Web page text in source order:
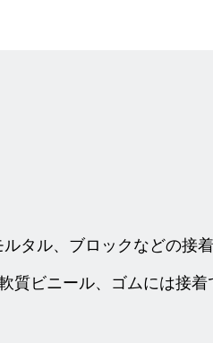
タル、ブロックなどの接着
ビニール、ゴムには接着